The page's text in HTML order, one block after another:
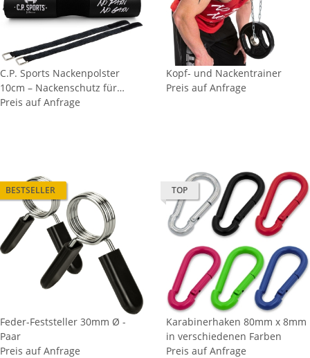
C.P. Sports Nackenpolster
10cm – Nackenschutz für
Langhantel Hantelstange
Preis auf Anfrage
Kopf- und Nackentrainer
Preis auf Anfrage
BESTSELLER
Feder-Feststeller 30mm Ø -
Paar
Preis auf Anfrage
TOP
Karabinerhaken 80mm x 8mm
in verschiedenen Farben
Preis auf Anfrage